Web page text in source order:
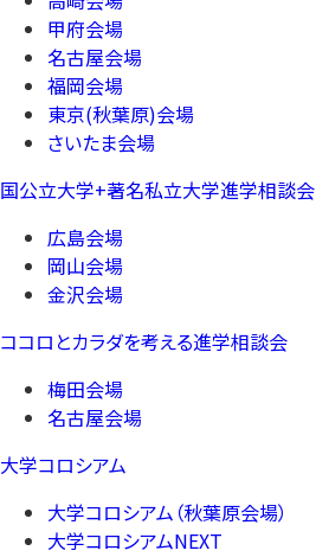
甲府会場
名古屋会場
福岡会場
東京(秋葉原)会場
さいたま会場
国公立大学+著名私立大学進学相談会
広島会場
岡山会場
金沢会場
ココロとカラダを考える進学相談会
梅田会場
名古屋会場
大学コロシアム
大学コロシアム（秋葉原会場）
大学コロシアムNEXT